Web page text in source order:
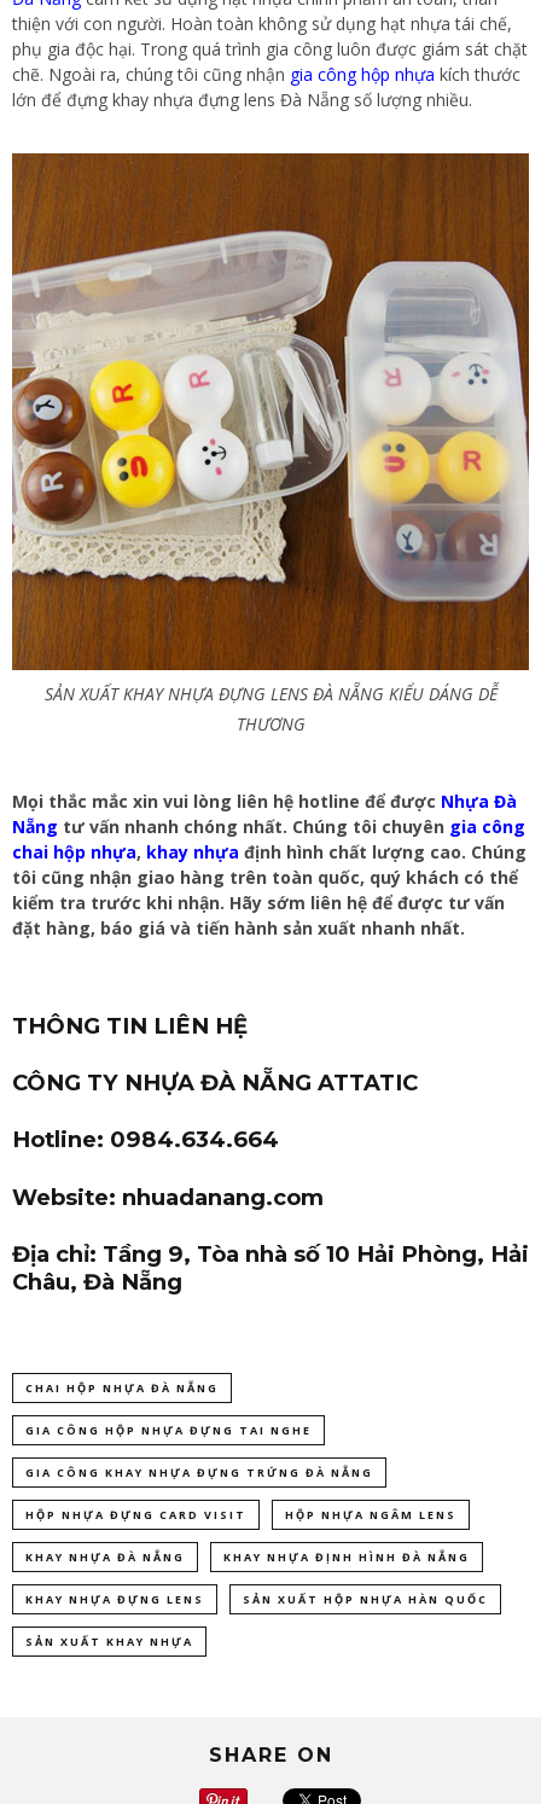
thiện với con người. Hoàn toàn không sử dụng hạt nhựa tái chế,
phụ gia độc hại. Trong quá trình gia công luôn được giám sát chặt
chẽ. Ngoài ra, chúng tôi cũng nhận gia công hộp nhựa kích thước
lớn để đựng khay nhựa đựng lens Đà Nẵng số lượng nhiều.
SẢN XUẤT KHAY NHỰA ĐỰNG LENS ĐÀ NẴNG KIỂU DÁNG DỄ
THƯƠNG
Mọi thắc mắc xin vui lòng liên hệ hotline để được Nhựa Đà
Nẵng tư vấn nhanh chóng nhất. Chúng tôi chuyên gia công
chai hộp nhựa, khay nhựa định hình chất lượng cao. Chúng
tôi cũng nhận giao hàng trên toàn quốc, quý khách có thể
kiểm tra trước khi nhận. Hãy sớm liên hệ để được tư vấn
đặt hàng, báo giá và tiến hành sản xuất nhanh nhất.
THÔNG TIN LIÊN HỆ
CÔNG TY NHỰA ĐÀ NẴNG ATTATIC
Hotline: 0984.634.664
Website: nhuadanang.com
Địa chỉ: Tầng 9, Tòa nhà số 10 Hải Phòng, Hải
Châu, Đà Nẵng
CHAI HỘP NHỰA ĐÀ NẴNG
GIA CÔNG HỘP NHỰA ĐỰNG TAI NGHE
GIA CÔNG KHAY NHỰA ĐỰNG TRỨNG ĐÀ NẴNG
HỘP NHỰA ĐỰNG CARD VISIT HỘP NHỰA NGÂM LENS
KHAY NHỰA ĐÀ NẴNG KHAY NHỰA ĐỊNH HÌNH ĐÀ NẴNG
KHAY NHỰA ĐỰNG LENS SẢN XUẤT HỘP NHỰA HÀN QUỐC
SẢN XUẤT KHAY NHỰA
SHARE ON